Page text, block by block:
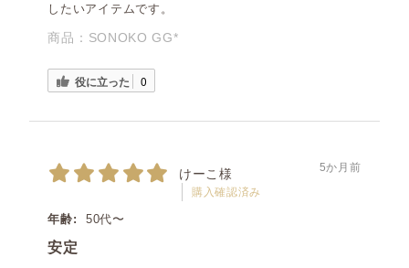
したいアイテムです。
商品： SONOKO GG*
役に立った 0
けーこ様
購入確認済み
5か月前
年齢: 50代〜
安定